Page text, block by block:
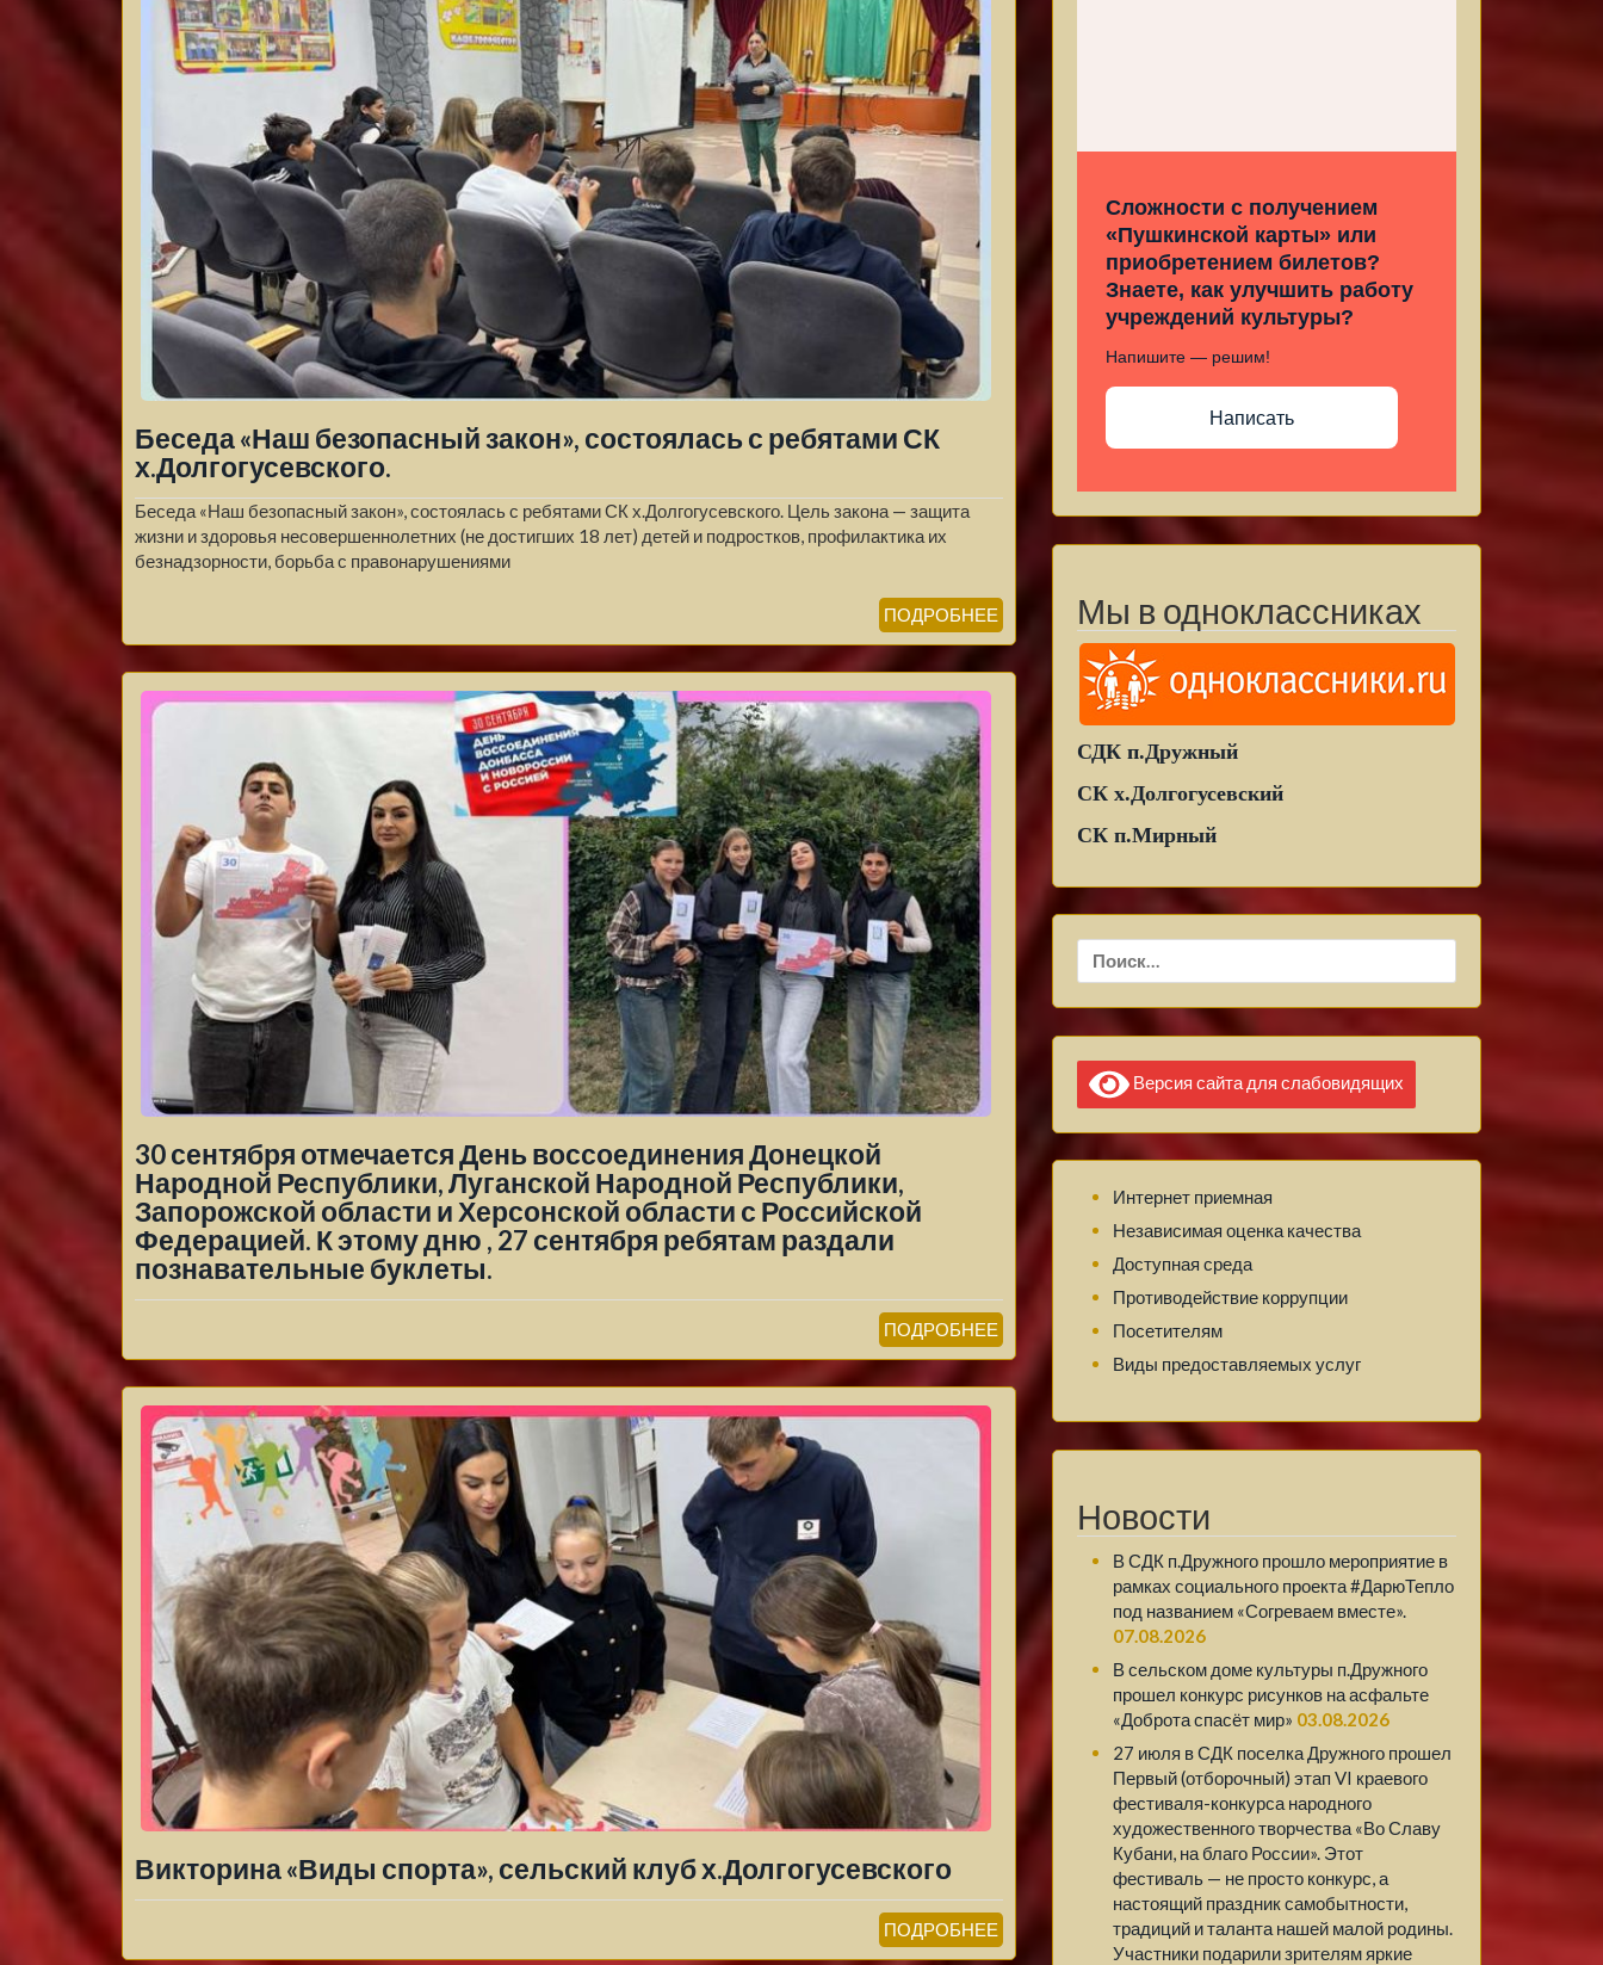
Беседа «Наш безопасный закон», состоялась с ребятами СК
х.Долгогусевского.
Беседа «Наш безопасный закон», состоялась с ребятами СК х.Долгогусевского. Цель закона — защита
жизни и здоровья несовершеннолетних (не достигших 18 лет) детей и подростков, профилактика их
безнадзорности, борьба с правонарушениями
ПОДРОБНЕЕ
30 сентября отмечается День воссоединения Донецкой
Народной Республики, Луганской Народной Республики,
Запорожской области и Херсонской области с Российской
Федерацией. К этому дню , 27 сентября ребятам раздали
познавательные буклеты.
ПОДРОБНЕЕ
Викторина «Виды спорта», сельский клуб х.Долгогусевского
ПОДРОБНЕЕ
Сложности с получением
«Пушкинской карты» или
приобретением билетов?
Знаете, как улучшить работу
учреждений культуры?
Напишите — решим!
Написать
Мы в одноклассниках
СДК п.Дружный
СК х.Долгогусевский
СК п.Мирный
Найти:
Версия сайта для слабовидящих
Интернет приемная
Независимая оценка качества
Доступная среда
Противодействие коррупции
Посетителям
Виды предоставляемых услуг
Новости
В СДК п.Дружного прошло мероприятие в
рамках социального проекта #ДарюТепло
под названием «Согреваем вместе».
07.08.2026
В сельском доме культуры п.Дружного
прошел конкурс рисунков на асфальте
«Доброта спасёт мир» 03.08.2026
27 июля в СДК поселка Дружного прошел
Первый (отборочный) этап VI краевого
фестиваля-конкурса народного
художественного творчества «Во Славу
Кубани, на благо России». Этот
фестиваль — не просто конкурс, а
настоящий праздник самобытности,
традиций и таланта нашей малой родины.
Участники подарили зрителям яркие